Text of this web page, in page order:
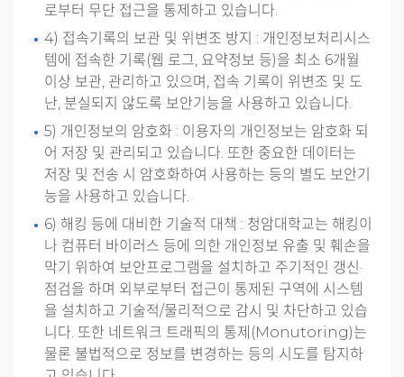
로부터 무단 접근을 통제하고 있습니다.
4) 접속기록의 보관 및 위변조 방지 : 개인정보처리시스
템에 접속한 기록(웹 로그, 요약정보 등)을 최소 6개월
이상 보관, 관리하고 있으며, 접속 기록이 위변조 및 도
난, 분실되지 않도록 보안기능을 사용하고 있습니다.
5) 개인정보의 암호화 : 이용자의 개인정보는 암호화 되
어 저장 및 관리되고 있습니다. 또한 중요한 데이터는
저장 및 전송 시 암호화하여 사용하는 등의 별도 보안기
능을 사용하고 있습니다.
6) 해킹 등에 대비한 기술적 대책 : 청암대학교는 해킹이
나 컴퓨터 바이러스 등에 의한 개인정보 유출 및 훼손을
막기 위하여 보안프로그램을 설치하고 주기적인 갱신·
점검을 하며 외부로부터 접근이 통제된 구역에 시스템
을 설치하고 기술적/물리적으로 감시 및 차단하고 있습
니다. 또한 네트워크 트래픽의 통제(Monutoring)는
물론 불법적으로 정보를 변경하는 등의 시도를 탐지하